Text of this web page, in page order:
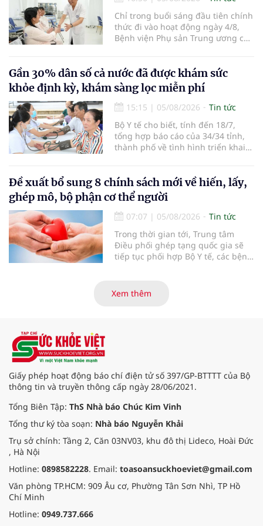
Chỉ trong buổi sáng đầu tiên chính
thức đi vào hoạt động ngày 4/8,
Bệnh viện Phụ sản Trung ương cơ
em bé đầu tiên chào đời.
Gần 30% dân số cả nước đã được khám sức
khỏe định kỳ, khám sàng lọc miễn phí
15:15 | 05/08/2026
Tin tức
Bộ Y tế cho biết, tính đến 18/7,
tổng hợp báo cáo của 34/34 tỉnh,
thành phố về tình hình triển khai
nhận 32.286.360 người, chiếm gần
30% dân số cả nước đã được khám
sức khỏe định kỳ năm nay.
Đề xuất bổ sung 8 chính sách mới về hiến, lấy,
ghép mô, bộ phận cơ thể người
07:07 | 05/08/2026
Tin tức
Trong thời gian tới, Trung tâm
Điều phối ghép tạng quốc gia sẽ
tiếp tục phối hợp Bộ Y tế, các bệnh
cường truyền thông, hoàn thiện
quy trình chuyên môn và hệ thống
Xem thêm
Giấy phép hoạt động báo chí điện tử số 397/GP-BTTTT của Bộ
thông tin và truyền thông cấp ngày 28/06/2021.
Tổng Biên Tập: ThS Nhà báo Chúc Kim Vinh
Tổng thư ký tòa soạn: Nhà báo Nguyễn Khải
Trụ sở chính: Tầng 2, Căn 03NV03, khu đô thị Lideco, Hoài Đức
, Hà Nội
Hotline: 0898582228. Email: toasoansuckhoeviet@gmail.com
Văn phòng TP.HCM: 909 Âu cơ, Phường Tân Sơn Nhì, TP Hồ
Chí Minh
Hotline: 0949.737.666